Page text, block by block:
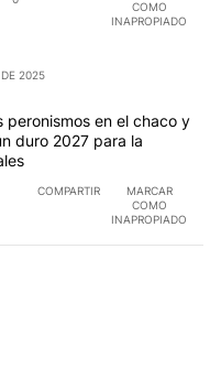
COMO
INAPROPIADO
2025
peronismos en el chaco y
duro 2027 para la
COMPARTIR
MARCAR
COMO
INAPROPIADO